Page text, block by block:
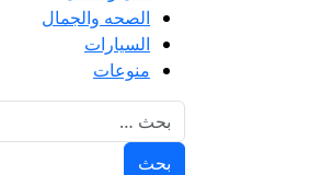
الصحه والجمال
السيارات
منوعات